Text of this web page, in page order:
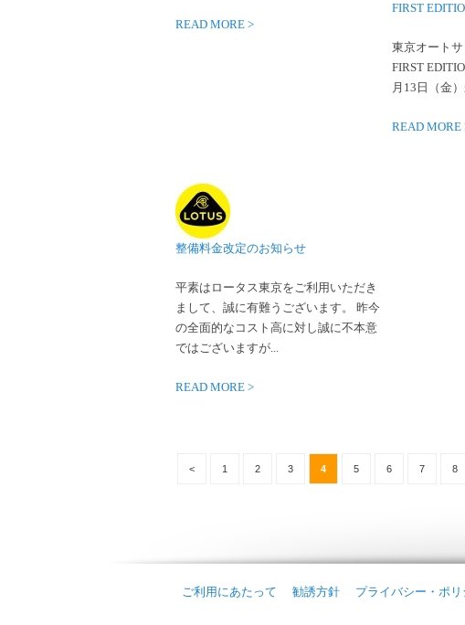
READ MORE >
FIRST
東京オート
FIRST
月13日（金
READ MORE
整備料金改定のお知らせ
平素はロータス東京をご利用いただき
まして、誠に有難うございます。 昨今
の全面的なコスト高に対し誠に不本意
ではございますが...
READ MORE >
< 1 2 3 4 5 6 7 8
ご利用にあたって 勧誘方針 プライバシー・ポリ